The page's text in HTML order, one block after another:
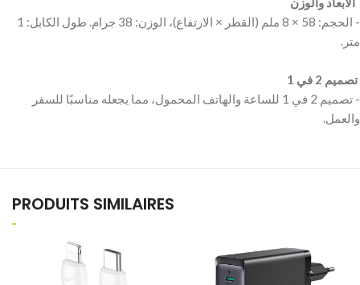
‫- الحجم: 58 × 8 ملم (القطر × الارتفاع)، الوزن: 38 جرام. طول الكابل: 1
تصميم 2 في 1 ‬
‫- تصميم 2 في 1 للساعة والهاتف المحمول، مما يجعله مناسبًا للسفر
PRODUITS SIMILAIRES